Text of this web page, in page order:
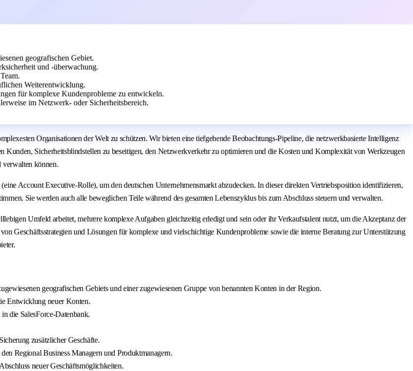
geografischen Gebiet.
und -überwachung.
Weiterentwicklung.
für komplexe Kundenprobleme zu entwickeln.
im Netzwerk- oder Sicherheitsbereich.
Organisationen der Welt zu schützen. Wir bieten eine tiefgehende Beobachtungs-Pipeline, die netzwerkbasierte Intelligenz
Sicherheitsblindstellen zu beseitigen, den Netzwerkverkehr zu optimieren und die Kosten und Komplexität von Werkzeugen
verwalten können.
Account Executive-Rolle), um den deutschen Unternehmensmarkt abzudecken. In dieser direkten Vertriebsposition identifizieren,
Sie werden auch alle beweglichen Teile während des gesamten Lebenszyklus bis zum Abschluss steuern und verwalten.
Umfeld arbeitet, mehrere komplexe Aufgaben gleichzeitig erledigt und sein oder ihr Verkaufstalent nutzt, um die Akzeptanz der
Geschäftsstrategien und Lösungen für komplexe und vielschichtige Kundenprobleme sowie die interne Beratung zur Unterstützung
geografischen Gebiets und einer zugewiesenen Gruppe von benannten Konten in der Region.
Entwicklung neuer Konten.
die SalesForce-Datenbank.
zusätzlicher Geschäfte.
Regional Business Managern und Produktmanagern.
neuer Geschäftsmöglichkeiten.